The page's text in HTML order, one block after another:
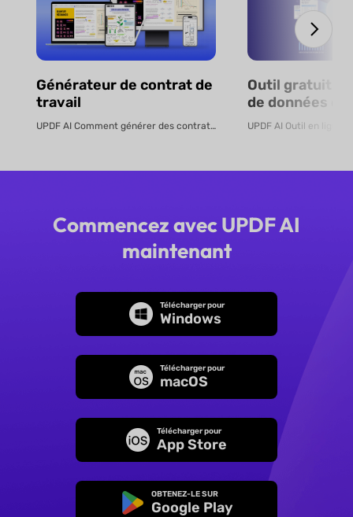
Générateur de contrat de
travail
UPDF AI Comment générer des contrats de travail en ligne Créez des cont...
Outil gratuit
de données
par IA - En
Commencez avec UPDF AI
maintenant
Télécharger pour
Windows
Télécharger pour
macOS
Télécharger pour
App Store
OBTENEZ-LE SUR
Google Play